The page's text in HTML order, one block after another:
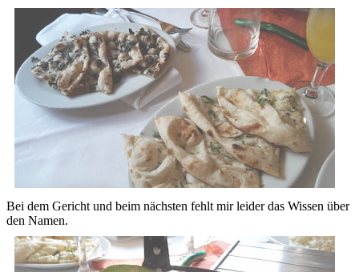
Bei dem Gericht und beim nächsten fehlt mir leider das Wissen über
den Namen.